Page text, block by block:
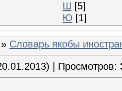
Ш [5]
Ю [1]
» Словарь якобы
| Просмотров: